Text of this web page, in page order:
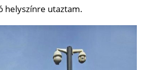
helyszínre utaztam.